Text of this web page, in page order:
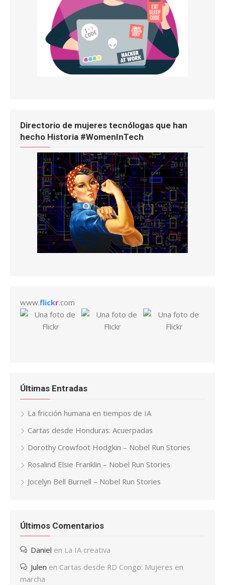
Directorio de mujeres tecnólogas que han
hecho Historia #WomenInTech
www.flickr.com
Últimas Entradas
La fricción humana en tiempos de IA
Cartas desde Honduras: Acuerpadas
Dorothy Crowfoot Hodgkin – Nobel Run Stories
Rosalind Elsie Franklin – Nobel Run Stories
Jocelyn Bell Burnell – Nobel Run Stories
Últimos Comentarios
Daniel en La IA creativa
Julen en Cartas desde RD Congo: Mujeres en
marcha